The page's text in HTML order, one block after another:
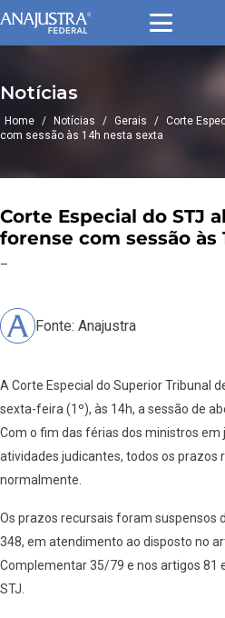
Notícias
Home / Notícias / Gerais / Corte
com sessão às 14h nesta sexta
Corte Especial do STJ
forense com sessão às
–
Fonte: Anajustra
A Corte Especial do Superior Tribunal
sexta-feira (1º), às 14h, a sessão de
Com o fim das férias dos ministros em
atividades judicantes, todos os prazos
normalmente.
Os prazos recursais foram suspensos
348, em atendimento ao disposto no
Complementar 35/79 e nos artigos 81
STJ.